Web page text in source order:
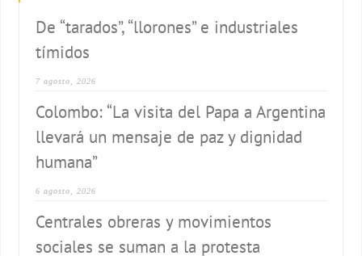
De “tarados”, “llorones” e industriales
tímidos
7 agosto, 2026
Colombo: “La visita del Papa a Argentina
llevará un mensaje de paz y dignidad
humana”
6 agosto, 2026
Centrales obreras y movimientos
sociales se suman a la protesta